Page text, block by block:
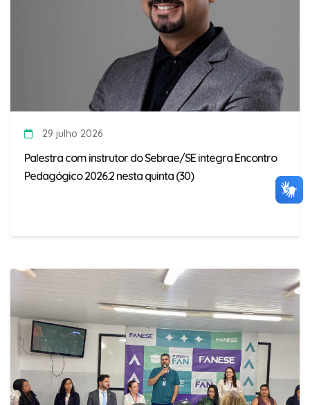
29 julho 2026
Palestra com instrutor do Sebrae/SE integra Encontro
Pedagógico 2026.2 nesta quinta (30)